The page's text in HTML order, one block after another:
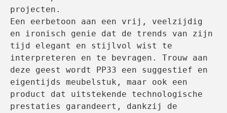
projecten.
Een eerbetoon aan een vrij, veelzijdig
en ironisch genie dat de trends van zijn
tijd elegant en stijlvol wist te
interpreteren en te bevragen. Trouw aan
deze geest wordt PP33 een suggestief en
eigentijds meubelstuk, maar ook een
product dat uitstekende technologische
prestaties garandeert, dankzij de